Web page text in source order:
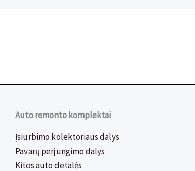
Auto remonto komplektai
Įsiurbimo kolektoriaus dalys
Pavarų perjungimo dalys
Kitos auto detalės